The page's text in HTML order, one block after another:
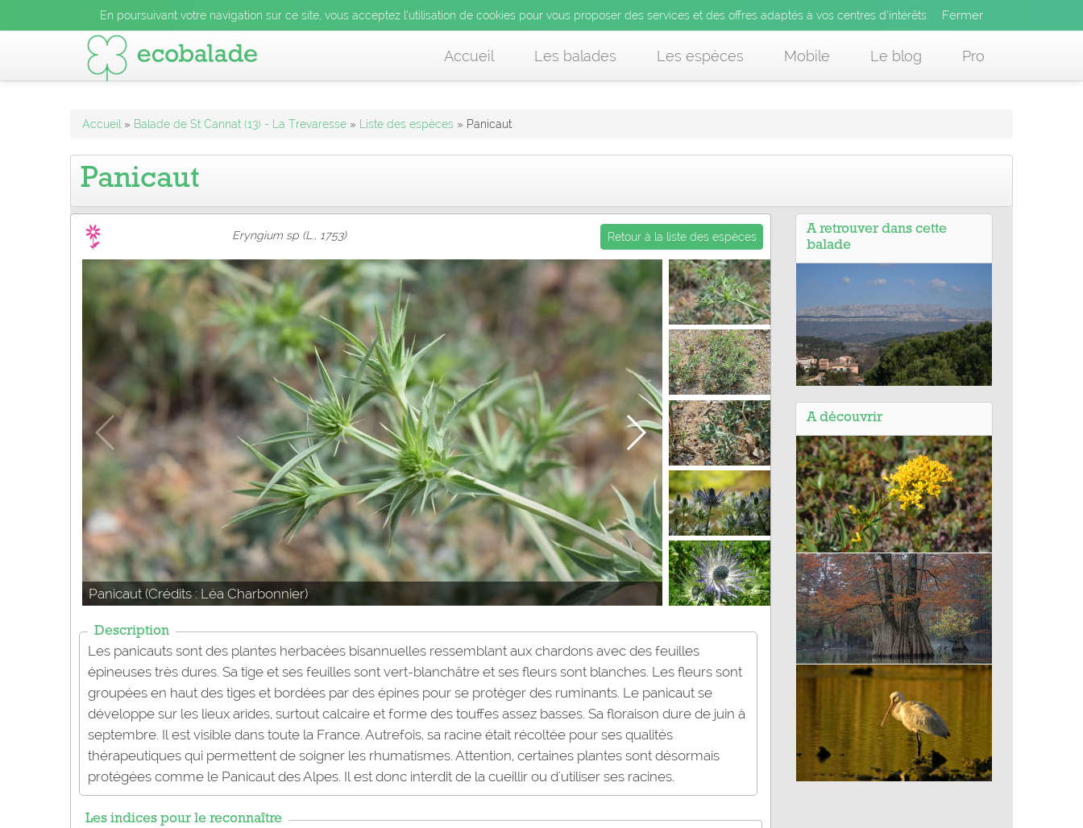
En poursuivant votre navigation sur ce site, vous acceptez l’utilisation de cookies pour vous proposer des services et des offres adaptés à vos centres d’intérêts. x
Accueil Les balades Les espèces Mobile Le blog Pro
En poursuivant votre navigation sur ce site, vous acceptez l’utilisation de cookies pour vous proposer des services et des offres adaptés à vos centres d’intérêts. Fermer
En poursuivant votre navigation sur ce site, vous acceptez l’utilisation de cookies pour vous proposer des services et des offres adaptés à vos centres d’intérêts.
Accueil » Balade de St Cannat (13) - La Trevaresse » Liste des espèces » Panicaut
Panicaut
Eryngium sp (L., 1753) Retour à la liste des espèces
Panicaut (Crédits : Léa Charbonnier)
Description
Les panicauts sont des plantes herbacées bisannuelles ressemblant aux chardons avec des feuilles
épineuses très dures. Sa tige et ses feuilles sont vert-blanchâtre et ses fleurs sont blanches. Les fleurs sont
groupées en haut des tiges et bordées par des épines pour se protéger des ruminants. Le panicaut se
développe sur les lieux arides, surtout calcaire et forme des touffes assez basses. Sa floraison dure de juin à
septembre. Il est visible dans toute la France. Autrefois, sa racine était récoltée pour ses qualités
thérapeutiques qui permettent de soigner les rhumatismes. Attention, certaines plantes sont désormais
protégées comme le Panicaut des Alpes. Il est donc interdit de la cueillir ou d'utiliser ses racines.
Les indices pour le reconnaître
A retrouver dans cette
balade
montagne bleue à travers les âges
A découvrir
Verge d'or des marais
Cyprès chauve